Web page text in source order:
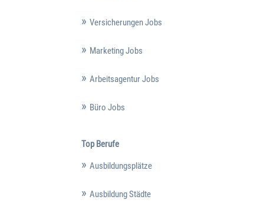
Versicherungen Jobs
Marketing Jobs
Arbeitsagentur Jobs
Büro Jobs
Top Berufe
Ausbildungsplätze
Ausbildung Städte